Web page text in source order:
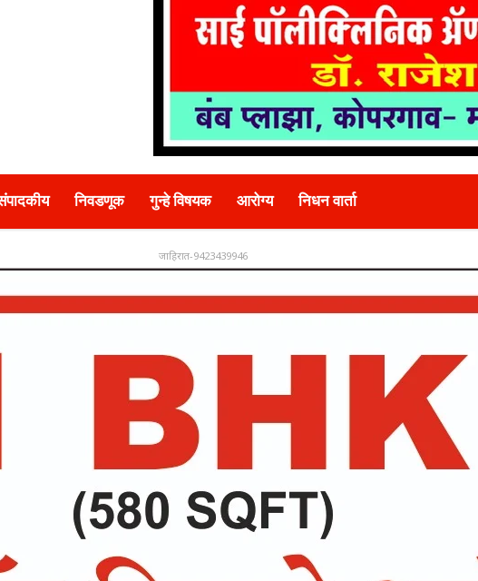
निवडणूक गुन्हे विषयक आरोग्य निधन वार्ता
जाहिरात-9423439946